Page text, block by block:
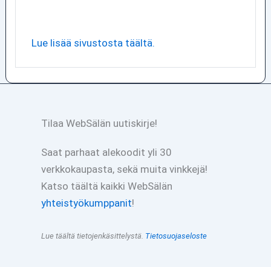
Lue lisää sivustosta täältä.
Tilaa WebSälän uutiskirje!
Saat parhaat alekoodit yli 30
verkkokaupasta, sekä muita vinkkejä!
Katso täältä kaikki WebSälän
yhteistyökumppanit!
Lue täältä tietojenkäsittelystä. Tietosuojaseloste